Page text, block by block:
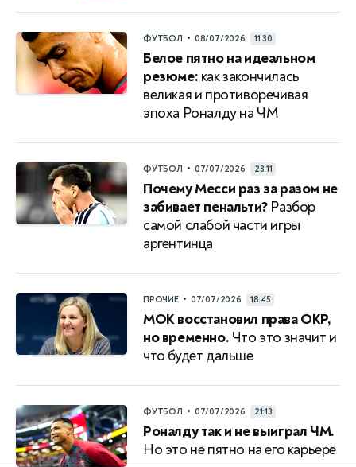
ФУТБОЛ • 08/07/2026 11:30
Белое пятно на идеальном
резюме: как закончилась
великая и противоречивая
эпоха Роналду на ЧМ
ФУТБОЛ • 07/07/2026 23:11
Почему Месси раз за разом не
забивает пенальти?Разбор
самой слабой части игры
аргентинца
ПРОЧИЕ • 07/07/2026 18:45
МОК восстановил права ОКР,
но временно. Что это значит и
что будет дальше
ФУТБОЛ • 07/07/2026 21:13
Роналду так и не выиграл ЧМ.
Но это не пятно на его карьере